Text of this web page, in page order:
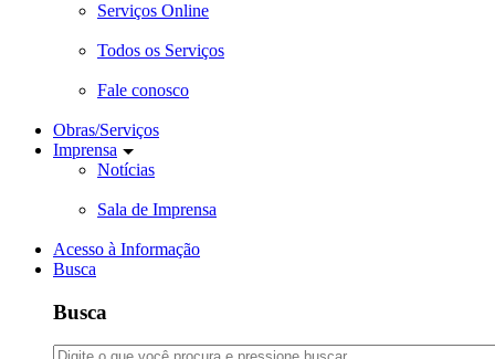
Serviços Online
Todos os Serviços
Fale conosco
Obras/Serviços
Imprensa
Notícias
Sala de Imprensa
Acesso à Informação
Busca
Busca